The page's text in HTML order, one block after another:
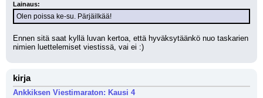
Lainaus:
Olen poissa ke-su. Pärjäilkää!
Ennen sitä saat kyllä luvan kertoa, että hyväksytäänkö nuo taskarien
nimien luettelemiset viestissä, vai ei :)
kirja
Ankkiksen Viestimaraton: Kausi 4